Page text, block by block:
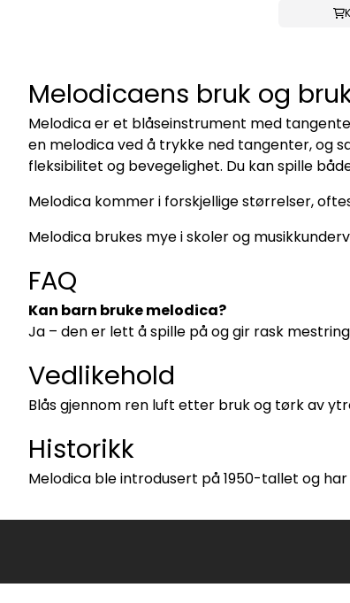
Melodicaens bruk og
Melodica er et blåseinstrument med
en melodica ved å trykke ned tangenter, og
fleksibilitet og bevegelighet. Du kan spille
Melodica kommer i forskjellige størrelser,
Melodica brukes mye i skoler og
FAQ
Kan barn bruke melodica?
Ja – den er lett å spille på og gir rask
Vedlikehold
Blås gjennom ren luft etter bruk og tørk av
Historikk
Melodica ble introdusert på 1950-tallet og